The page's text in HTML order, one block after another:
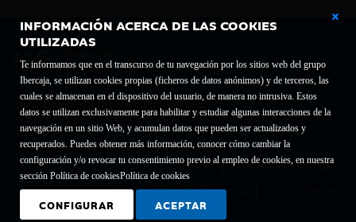
INFORMACIÓN ACERCA DE LAS COOKIES
UTILIZADAS
Te informamos que en el transcurso de tu navegación por los sitios web del grupo
Ibercaja, se utilizan cookies propias (ficheros de datos anónimos) y de terceros, las
cuales se almacenan en el dispositivo del usuario, de manera no intrusiva. Estos
datos se utilizan exclusivamente para habilitar y estudiar algunas interacciones de la
navegación en un sitio Web, y acumulan datos que pueden ser actualizados y
recuperados. Puedes obtener más información, conocer cómo cambiar la
configuración y/o revocar tu consentimiento previo al empleo de cookies, en nuestra
sección Política de cookiesPolítica de cookies
CONFIGURAR ACEPTAR
Fundación Bancaria Ibercaja C.I.F. G-50000652.
Inscrita en el Registro de Fundaciones del Mº de Educación, Cultura y Deporte con el nº
1689.
Domicilio social: Joaquín Costa, 13. 50001 Zaragoza.
Contacto
Declaración de accesibilidad
Aviso legal Política de privacidad